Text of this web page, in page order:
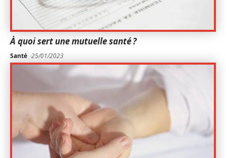
À quoi sert une mutuelle santé ?
Santé 25/01/2023